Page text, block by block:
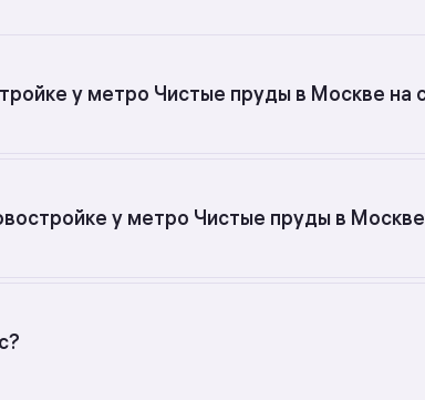
у метро Чистые пруды в Москве на
у метро Чистые пруды в